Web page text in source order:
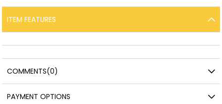
ITEM FEATURES
COMMENTS(0)
PAYMENT OPTIONS